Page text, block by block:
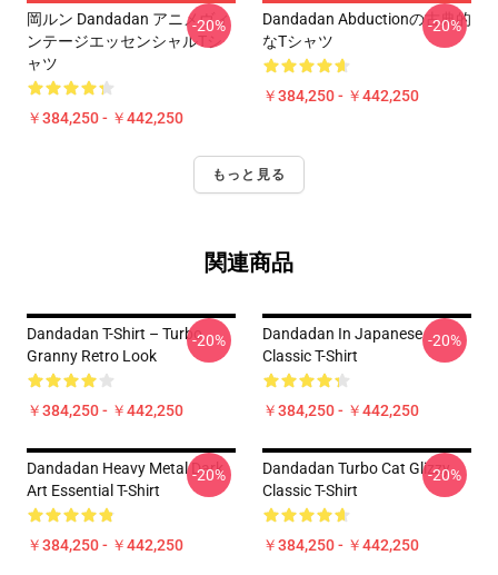
岡ルン Dandadan アニメヴィ
ンテージエッセンシャルTシ
ャツ
￥384,250 - ￥442,250
-20%
Dandadan Abductionの古典的
なTシャツ
￥384,250 - ￥442,250
-20%
もっと見る
関連商品
Dandadan T-Shirt – Turbo
Granny Retro Look
￥384,250 - ￥442,250
-20%
Dandadan In Japanese
Classic T-Shirt
￥384,250 - ￥442,250
-20%
Dandadan Heavy Metal Dark
Art Essential T-Shirt
￥384,250 - ￥442,250
-20%
Dandadan Turbo Cat Glizzy
Classic T-Shirt
￥384,250 - ￥442,250
-20%